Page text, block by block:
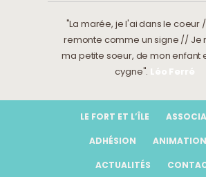
"La marée, je l'ai dans le coeur
remonte comme un signe // Je
ma petite soeur, de mon enfant
cygne". Léo Ferré
LE FORT ET L’ÎLE
ADHÉSION
ACTUALITÉS